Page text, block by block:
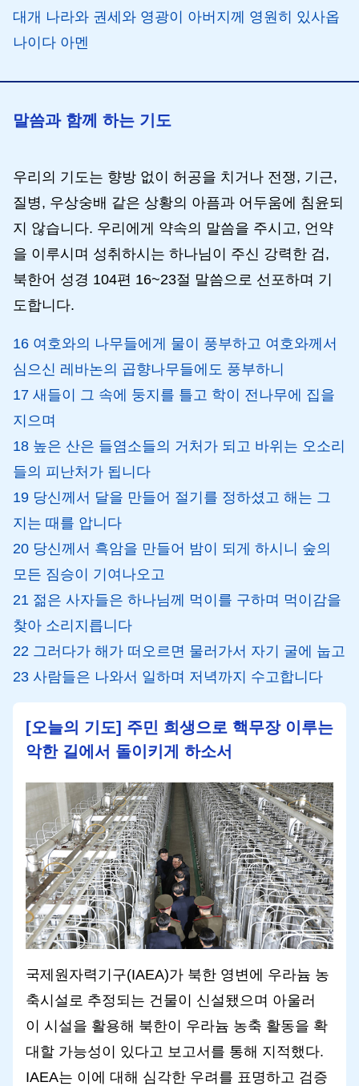
대개 나라와 권세와 영광이 아버지께 영원히 있사옵
나이다 아멘
말씀과 함께 하는 기도
우리의 기도는 향방 없이 허공을 치거나 전쟁, 기근,
질병, 우상숭배 같은 상황의 아픔과 어두움에 침윤되
지 않습니다. 우리에게 약속의 말씀을 주시고, 언약
을 이루시며 성취하시는 하나님이 주신 강력한 검,
북한어 성경 104편 16~23절 말씀으로 선포하며 기
도합니다.
16 여호와의 나무들에게 물이 풍부하고 여호와께서
심으신 레바논의 곱향나무들에도 풍부하니
17 새들이 그 속에 둥지를 틀고 학이 전나무에 집을
지으며
18 높은 산은 들염소들의 거처가 되고 바위는 오소리
들의 피난처가 됩니다
19 당신께서 달을 만들어 절기를 정하셨고 해는 그
지는 때를 압니다
20 당신께서 흑암을 만들어 밤이 되게 하시니 숲의
모든 짐승이 기여나오고
21 젊은 사자들은 하나님께 먹이를 구하며 먹이감을
찾아 소리지릅니다
22 그러다가 해가 떠오르면 물러가서 자기 굴에 눕고
23 사람들은 나와서 일하며 저녁까지 수고합니다
[오늘의 기도] 주민 희생으로 핵무장 이루는
악한 길에서 돌이키게 하소서
국제원자력기구(IAEA)가 북한 영변에 우라늄 농
축시설로 추정되는 건물이 신설됐으며 아울러
이 시설을 활용해 북한이 우라늄 농축 활동을 확
대할 가능성이 있다고 보고서를 통해 지적했다.
IAEA는 이에 대해 심각한 우려를 표명하고 검증